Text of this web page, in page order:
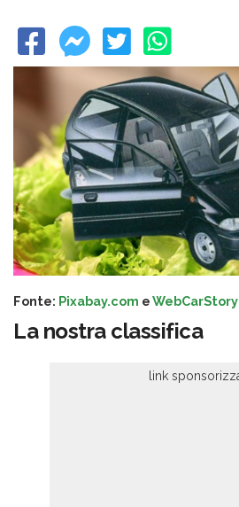
Fonte: Pixabay.com eWebCarStory
La nostra classifica